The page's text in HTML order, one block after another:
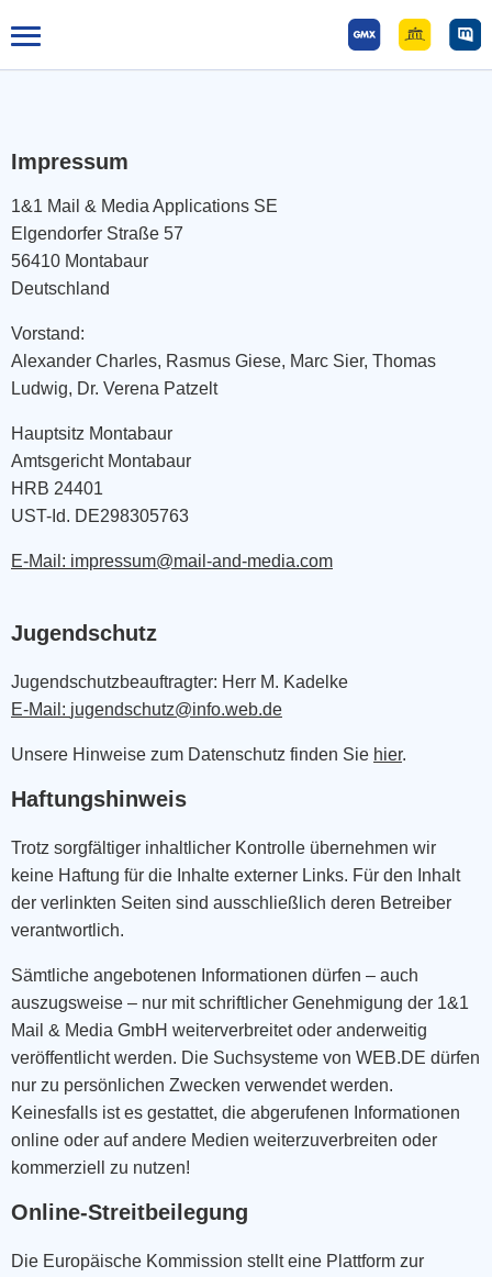
me
Impressum
1&1 Mail & Media Applications SE
Elgendorfer Straße 57
56410 Montabaur
Deutschland
Vorstand:
Alexander Charles, Rasmus Giese, Marc Sier, Thomas
Ludwig, Dr. Verena Patzelt
Hauptsitz Montabaur
Amtsgericht Montabaur
HRB 24401
UST-Id. DE298305763
E-Mail: impressum@mail-and-media.com
Jugendschutz
Jugendschutzbeauftragter: Herr M. Kadelke
E-Mail: jugendschutz@info.web.de
Unsere Hinweise zum Datenschutz finden Sie hier.
Haftungshinweis
Trotz sorgfältiger inhaltlicher Kontrolle übernehmen wir
keine Haftung für die Inhalte externer Links. Für den Inhalt
der verlinkten Seiten sind ausschließlich deren Betreiber
verantwortlich.
Sämtliche angebotenen Informationen dürfen – auch
auszugsweise – nur mit schriftlicher Genehmigung der 1&1
Mail & Media GmbH weiterverbreitet oder anderweitig
veröffentlicht werden. Die Suchsysteme von WEB.DE dürfen
nur zu persönlichen Zwecken verwendet werden.
Keinesfalls ist es gestattet, die abgerufenen Informationen
online oder auf andere Medien weiterzuverbreiten oder
kommerziell zu nutzen!
Online-Streitbeilegung
Die Europäische Kommission stellt eine Plattform zur